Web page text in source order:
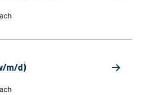
m/d)